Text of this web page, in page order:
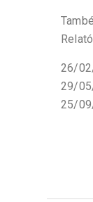
26/
29/
25/